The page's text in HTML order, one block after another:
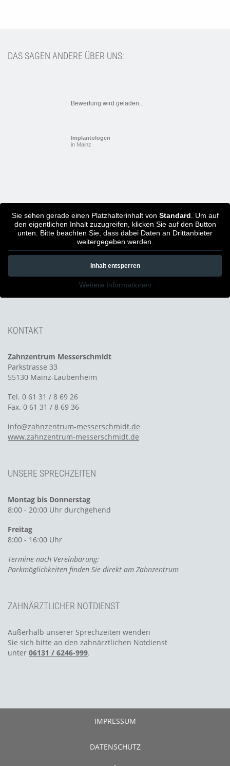
DAS SAGEN ANDERE ÜBER UNS:
Bewertung wird geladen...
Implantologen
in Mainz
Sie sehen gerade einen Platzhalterinhalt von Standard . Um auf
den eigentlichen Inhalt zuzugreifen, klicken Sie auf den Button
unten. Bitte beachten Sie, dass dabei Daten an Drittanbieter
weitergegeben werden.
Inhalt entsperren
Weitere Informationen
KONTAKT
Zahnzentrum Messerschmidt
Parkstrasse 33
55130 Mainz-Laubenheim
Tel. 0 61 31 / 8 69 26
Fax. 0 61 31 / 8 69 36
info@zahnzentrum-messerschmidt.de
www.zahnzentrum-messerschmidt.de
UNSERE SPRECHZEITEN
Montag bis Donnerstag
8:00 - 20:00 Uhr durchgehend
Freitag
8:00 - 16:00 Uhr
Termine nach Vereinbarung:
Parkmöglichkeiten finden Sie direkt am Zahnzentrum
ZAHNÄRZTLICHER NOTDIENST
Außerhalb unserer Sprechzeiten wenden
Sie sich bitte an den zahnärztlichen Notdienst
unter 06131 / 6246-999.
IMPRESSUM
DATENSCHUTZ